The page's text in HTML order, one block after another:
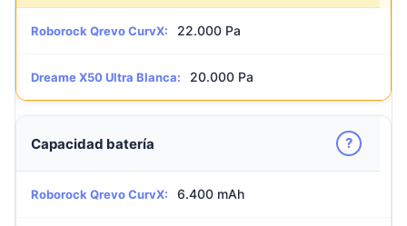
Roborock Qrevo CurvX: 22.000 Pa
Dreame X50 Ultra Blanca: 20.000 Pa
Capacidad batería ?
Roborock Qrevo CurvX: 6.400 mAh